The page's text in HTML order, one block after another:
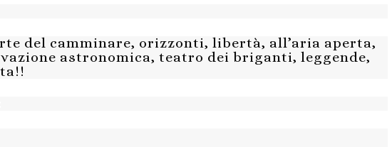
del camminare, orizzonti, libertà, all’aria aperta,
astronomica, teatro dei briganti, leggende,